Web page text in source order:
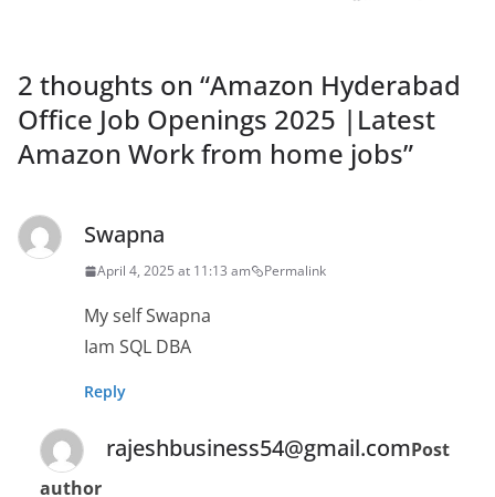
2 thoughts on “Amazon Hyderabad
Office Job Openings 2025 |Latest
Amazon Work from home jobs”
Swapna
April 4, 2025 at 11:13 am Permalink
My self Swapna
Iam SQL DBA
Reply
rajeshbusiness54@gmail.comPost
author